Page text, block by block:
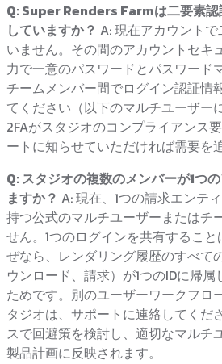
Q: Super Renders Farmは二要素認
していますか？ A: 現在アカウント
いません。その間のアカウントセキ
力で一意のパスワードとパスワード
チームメンバー間でログイン認証情
てください（以下のマルチユーザー
2FAがスタジオのコンプライアンス
ートに知らせていただければ需要を
Q: スタジオの複数のメンバーが1つ
ますか？ A: 現在、1つの請求エンテ
持つ公式のマルチユーザーまたはチ
せん。1つのログインを共有するこ
ぜなら、レンダリング履歴のすべて
ウンロード、請求）が1つのIDに帰
ためです。別のユーザーワークフロ
タジオは、サポートに連絡してくだ
スで回避策を検討し、適切なマルチ
製品計画に反映されます。